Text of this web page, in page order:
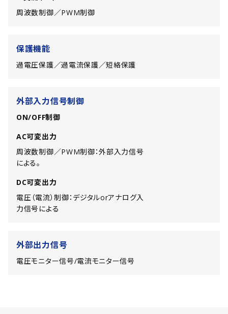
周波数制御／PWM制御
保護機能
過電圧保護／過電流保護／短絡保護
外部入力信号制御
ON/OFF制御
AC可変出力
周波数制御／PWM制御：外部入力信号
による。
DC可変出力
電圧（電流）制御：デジタルorアナログ入
力信号による
外部出力信号
電圧モニター信号/電流モニター信号